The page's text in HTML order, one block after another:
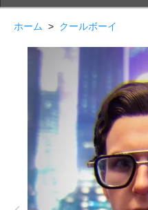
ホーム > クールボーイ